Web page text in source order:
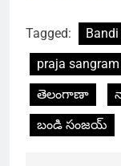
Tagged:
praja
తెలంగాణా
బండి సంజయ్